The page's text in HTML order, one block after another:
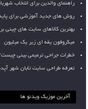
راهنمای والدین برای انتخاب
روش های جدید آموزشی برای
بهترین کالاهای سایت های چینی
میکروفون یقه ای زیر یک میلیون
خطرات جراحی ترمیمی بینی
تعرفه طراحی سایت تابان شهر
آخرین موزیک ویدئو ها